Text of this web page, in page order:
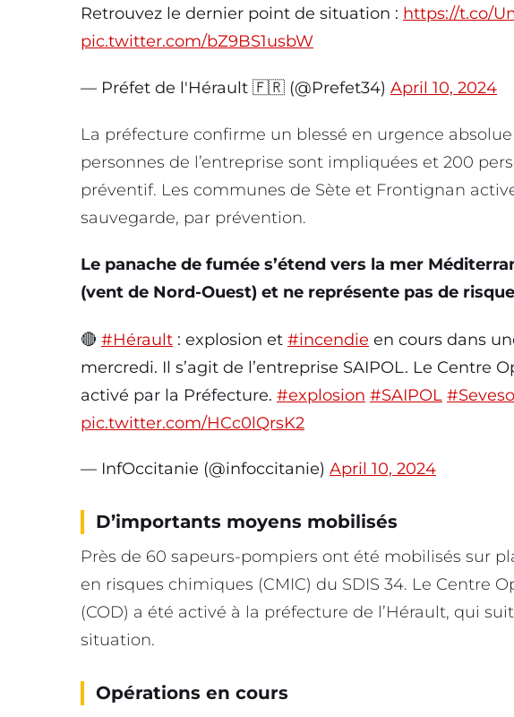
Retrouvez le dernier point de situation : https://t.co/
pic.twitter.com/bZ9BS1usbW
— Préfet de l'Hérault 🇫🇷 (@Prefet34) April 10, 2024
La préfecture confirme un blessé en urgence
personnes de l’entreprise sont impliquées et 200
préventif. Les communes de Sète et Frontignan
sauvegarde, par prévention.
Le panache de fumée s’étend vers la mer
(vent de Nord-Ouest) et ne représente pas de
🔴 #Hérault : explosion et #incendie en cours dans
mercredi. Il s’agit de l’entreprise SAIPOL. Le Centre
activé par la Préfecture. #explosion #SAIPOL #Seveso
pic.twitter.com/HCc0lQrsK2
— InfOccitanie (@infoccitanie) April 10, 2024
D’importants moyens mobilisés
Près de 60 sapeurs-pompiers ont été mobilisés sur
en risques chimiques (CMIC) du SDIS 34. Le Centre
(COD) a été activé à la préfecture de l’Hérault, qui
situation.
Opérations en cours